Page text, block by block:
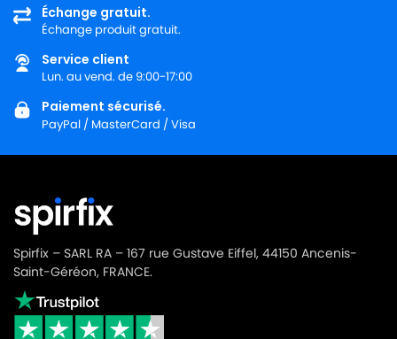
Échange gratuit.
Échange produit gratuit.
Service client
Lun. au vend. de 9:00-17:00
Paiement sécurisé.
PayPal / MasterCard / Visa
Spirfix – SARL RA – 167 rue Gustave Eiffel, 44150 Ancenis-
Saint-Géréon, FRANCE.